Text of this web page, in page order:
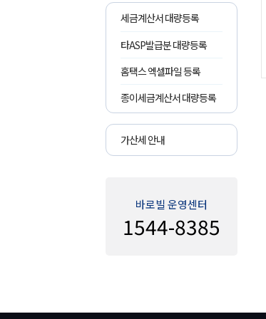
세금계산서 대량등록
타ASP발급분 대량등록
홈택스 엑셀파일 등록
종이세금계산서 대량등록
가산세 안내
바로빌 운영센터
1544-8385